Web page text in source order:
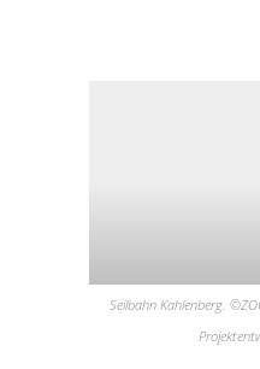
Seilbahn Kahlenberg.